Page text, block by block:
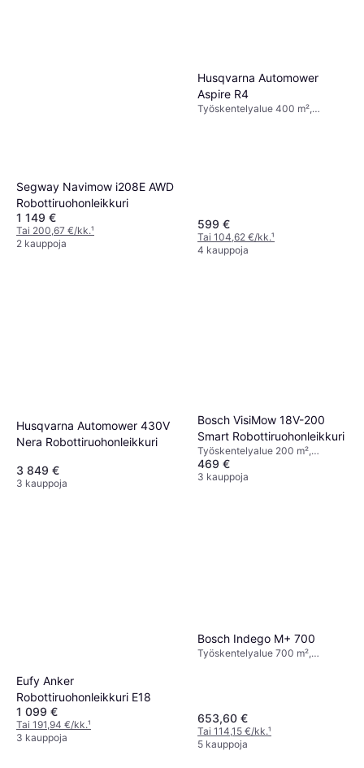
Segway Navimow i208E AWD
Robottiruohonleikkuri
1 149 €
Tai 200,67 €/kk.¹
2 kauppoja
Husqvarna Automower
Aspire R4
Työskentelyalue 400 m²,
599 €
Tai 104,62 €/kk.¹
4 kauppoja
Husqvarna Automower 430V
Nera Robottiruohonleikkuri
3 849 €
3 kauppoja
Bosch VisiMow 18V-200
Smart Robottiruohonleikkuri
Työskentelyalue 200 m²,
Leikkausleveys 19 cm
469 €
3 kauppoja
Eufy Anker
Robottiruohonleikkuri E18
1 099 €
Tai 191,94 €/kk.¹
3 kauppoja
Bosch Indego M+ 700
Työskentelyalue 700 m²,
653,60 €
Tai 114,15 €/kk.¹
5 kauppoja